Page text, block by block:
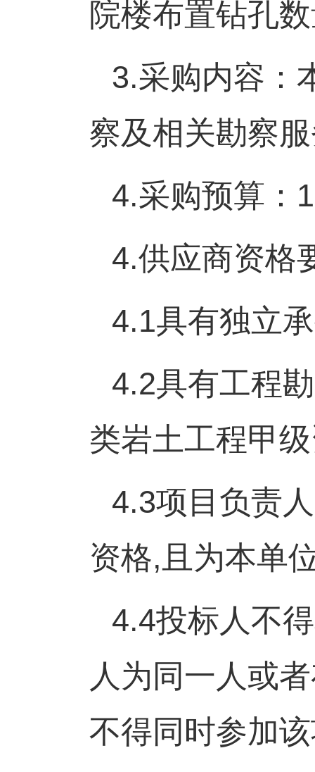
院楼布置钻孔
3.采购内容：
察及相关勘察
4.采购预算：
4.供应商资格
4.1具有独立
4.2具有工程
类岩土工程甲
4.3项目负责
资格, 且为本单
4.4投标人不
人为同一人或
不得同时参加